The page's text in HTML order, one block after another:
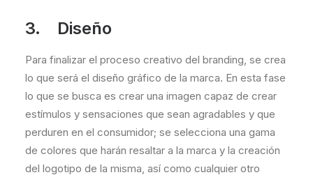
3. Diseño
Para finalizar el proceso creativo del branding, se crea
lo que será el diseño gráfico de la marca. En esta fase
lo que se busca es crear una imagen capaz de crear
estímulos y sensaciones que sean agradables y que
perduren en el consumidor; se selecciona una gama
de colores que harán resaltar a la marca y la creación
del logotipo de la misma, así como cualquier otro